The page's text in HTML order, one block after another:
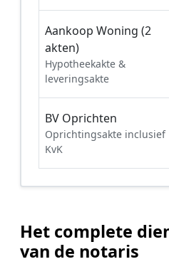
Aankoop Woning (2
akten)
Hypotheekakte &
leveringsakte
BV Oprichten
Oprichtingsakte inclusief
KvK
Het complete
van de notaris